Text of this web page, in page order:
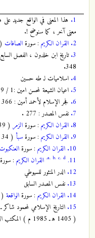
1. هذا المعنى في الواقع جديد
معنى آخر ، كما سنوضح !.
2. القران الكريم : سورةالصافات ( 37 ) ، الآية : 83 ، الصفحة :
3. تاريخ ابن خلدون ، الفصل
348.
4. اسلاميات لـ طه حسين
5. اعيان الشيعة لمحسن امين :1 / 19
6. فجر الإسلام لأحمد أمين : 366 .
7. نفس المصدر : 277 .
8. القران الكريم : سورةالزمر ( 39 ) ، الآية : 18 ، الصفحة :
9. القران الكريم : سورةسبأ ( 34 ) ، الآية : 13 ، الصفحة :
10. القران الكريم : سورة
11.
a. b. c. d. القران الكريم : سورة
12. الدر المنثور للسيوطي
13. نفس المصدر السابق
14. القران الكريم : سورةالواقعة ( 56 ) ، الآية : 10 و 11 ، الصفحة :
15. التاريخ الإسلامي لمحمود
( 1405 ه‍ ـ 1985 م ) المكتب الإسلامي .